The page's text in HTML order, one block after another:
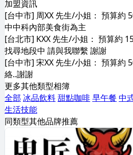
加盟資訊
[台中市] 周XX 先生/小姐： 預算約
中中科內部美食街為主
[台北市] KXX 先生/小姐： 預算約
找尋地段中 請與我聯繫 謝謝
[台中市] 宋XX 先生/小姐： 預算約
絡..謝謝
更多其他類型相簿
全部 冰品飲料甜點咖啡早午餐 中
生活技能
同類型其他品牌推薦